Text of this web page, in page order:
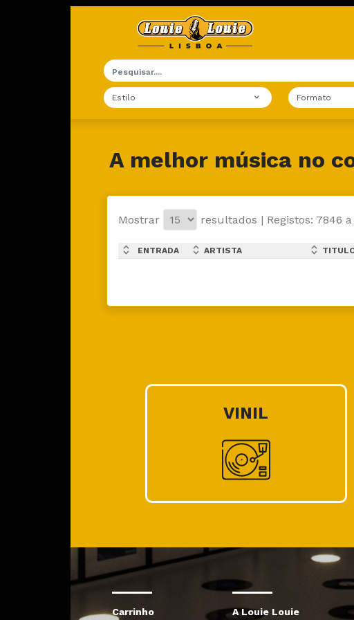
Estilo Formato
A melhor música no
Mostrar resultados | Registos: 7846
expand_less
expand_more ENTRADA expand_less
expand_more ARTISTA expand_less
expand_more
VINIL
Carrinho A Louie Louie